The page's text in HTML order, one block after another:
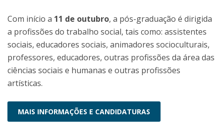
Com início a 11 de outubro, a pós-graduação é dirigida
a profissões do trabalho social, tais como: assistentes
sociais, educadores sociais, animadores socioculturais,
professores, educadores, outras profissões da área das
ciências sociais e humanas e outras profissões
artísticas.
MAIS INFORMAÇÕES E CANDIDATURAS